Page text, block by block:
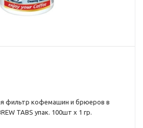
фильтр кофемашин и брюеров в
TABS упак. 100шт х 1 гр.